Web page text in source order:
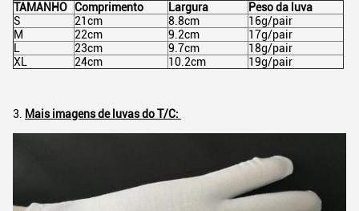
TAMANHO Comprimento Largura
Peso da luva
S
21cm 8.8cm
16g/pair
M
22cm 9.2cm
17g/pair
L
23cm 9.7cm
18g/pair
XL
24cm 10.2cm 19g/pair
3. Mais imagens de luvas do T/C: